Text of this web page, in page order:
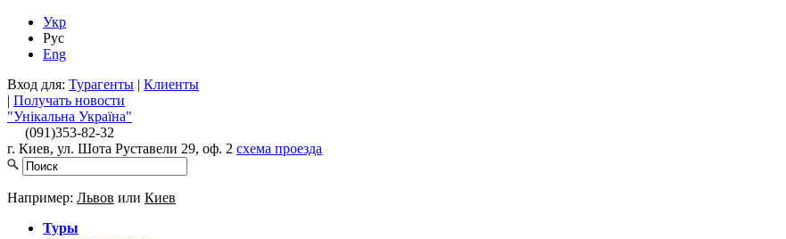
Укр
Рус
Eng
Вход для: Турагенты | Клиенты
| Получать новости
"Унікальна Україна"
(091)353-82-32
г. Киев, ул. Шота Руставели 29, оф. 2 схема проезда
Например: Львов или Киев
Туры